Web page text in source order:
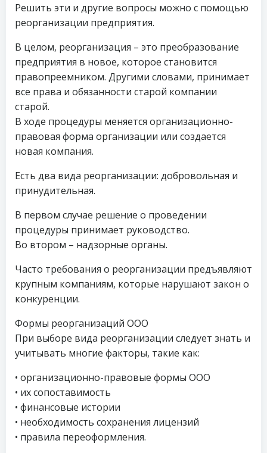
Решить эти и другие вопросы можно с помощью
реорганизации предприятия.
В целом, реорганизация – это преобразование
предприятия в новое, которое становится
правопреемником. Другими словами, принимает
все права и обязанности старой компании
старой.
В ходе процедуры меняется организационно-
правовая форма организации или создается
новая компания.
Есть два вида реорганизации: добровольная и
принудительная.
В первом случае решение о проведении
процедуры принимает руководство.
Во втором – надзорные органы.
Часто требования о реорганизации предъявляют
крупным компаниям, которые нарушают закон о
конкуренции.
Формы реорганизаций ООО
При выборе вида реорганизации следует знать и
учитывать многие факторы, такие как:
• организационно-правовые формы ООО
• их сопоставимость
• финансовые истории
• необходимость сохранения лицензий
• правила переоформления.